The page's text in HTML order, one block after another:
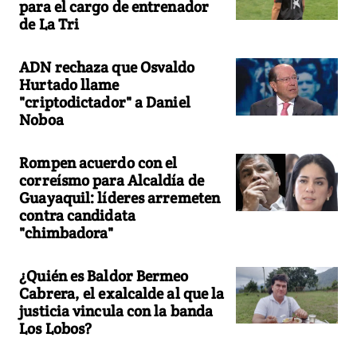
para el cargo de entrenador
de La Tri
ADN rechaza que Osvaldo
Hurtado llame
"criptodictador" a Daniel
Noboa
Rompen acuerdo con el
correísmo para Alcaldía de
Guayaquil: líderes arremeten
contra candidata
"chimbadora"
¿Quién es Baldor Bermeo
Cabrera, el exalcalde al que la
justicia vincula con la banda
Los Lobos?